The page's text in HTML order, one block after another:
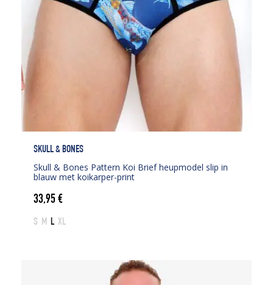
SKULL & BONES
Skull & Bones Pattern Koi Brief heupmodel slip in
blauw met koikarper-print
33,95€
S M L XL